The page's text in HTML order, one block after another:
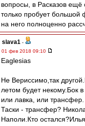
вопросы, в Расказов
только пробует большой
на него полноценно
slava1 -
01 фев 2018 09:10
Eaglesias
Не Вериссимо,так
летом будет некому.Бок
или лавка, или трансфер.
Таски - трансфер?
Наполи.Кто